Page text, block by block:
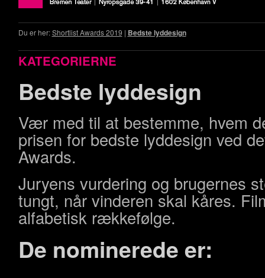
Du er her:Shortlist Awards 2019 | Bedste lyddesign
KATEGORIERNE
Bedste lyddesign
Vær med til at bestemme, hvem
prisen for bedste lyddesign ved
Awards.
Juryens vurdering og brugernes
tungt, når vinderen skal kåres.
alfabetisk rækkefølge.
De nominerede er: